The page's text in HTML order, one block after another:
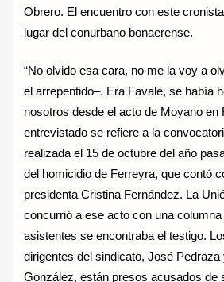
Obrero. El encuentro con este
lugar del conurbano bonaerense.
“No olvido esa cara, no me la voy a
el arrepentido–. Era Favale, se había
nosotros desde el acto de Moyano en
entrevistado se refiere a la
realizada el 15 de octubre del año
del homicidio de Ferreyra, que contó
presidenta Cristina Fernández. La
concurrió a ese acto con una
asistentes se encontraba el testigo.
dirigentes del sindicato, José Pedraza
González, están presos acusados de